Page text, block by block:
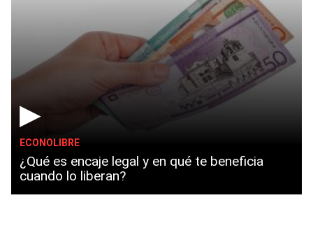
▶
ECONOLIBRE
¿Qué es encaje legal y en qué te beneficia
cuando lo liberan?